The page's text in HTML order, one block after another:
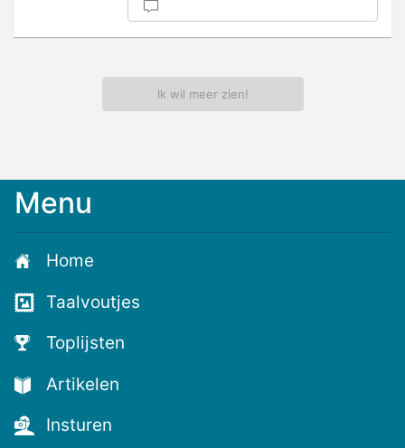
Ik wil meer zien!
Meld
voor
de
nieuwste
voutjes
en
de
voutste
nieuwtjes!
Menu
Home
Taalvoutjes
Toplijsten
Artikelen
Insturen